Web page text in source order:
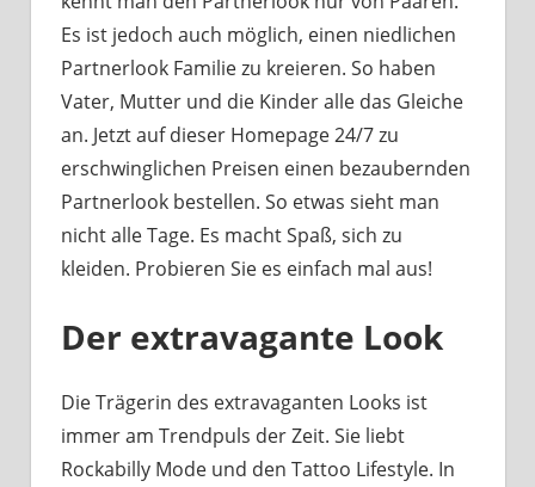
Es ist jedoch auch möglich, einen niedlichen
Partnerlook Familie zu kreieren. So haben
Vater, Mutter und die Kinder alle das Gleiche
an. Jetzt auf dieser Homepage 24/7 zu
erschwinglichen Preisen einen bezaubernden
Partnerlook bestellen. So etwas sieht man
nicht alle Tage. Es macht Spaß, sich zu
kleiden. Probieren Sie es einfach mal aus!
Der extravagante Look
Die Trägerin des extravaganten Looks ist
immer am Trendpuls der Zeit. Sie liebt
Rockabilly Mode und den Tattoo Lifestyle. In